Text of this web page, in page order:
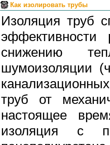
Как изолировать трубы
Изоляция труб
эффективности
снижению
шумоизоляции
труб от
настоящее
изоляция с